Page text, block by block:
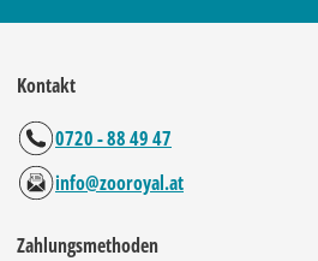
Kontakt
0720 - 88 49 47
info@zooroyal.at
Zahlungsmethoden